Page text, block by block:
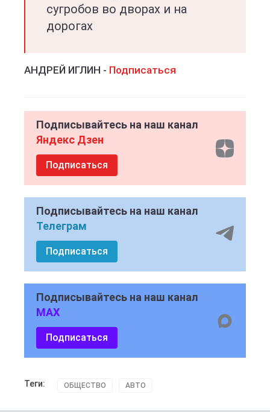
сугробов во дворах и на
дорогах
АНДРЕЙ ИГЛИН - Подписаться
Подписывайтесь на наш канал
Яндекс Дзен
Подписаться
Подписывайтесь на наш канал
Телеграм
Подписаться
Подписывайтесь на наш канал
MAX
Подписаться
Теги: ОБЩЕСТВО АВТО